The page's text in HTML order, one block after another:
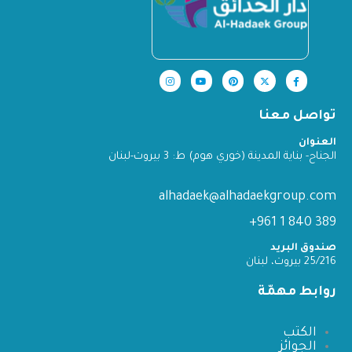
تواصل معنا
العنوان
الجناح- بناية المدينة (خوري هوم) ط: 3 بيروت-لبنان
alhadaek@alhadaekgroup.com
389 840 1 961+
صندوق البريد
25/216 بيروت، لبنان
روابط مهمّة
الكتب
الجوائز